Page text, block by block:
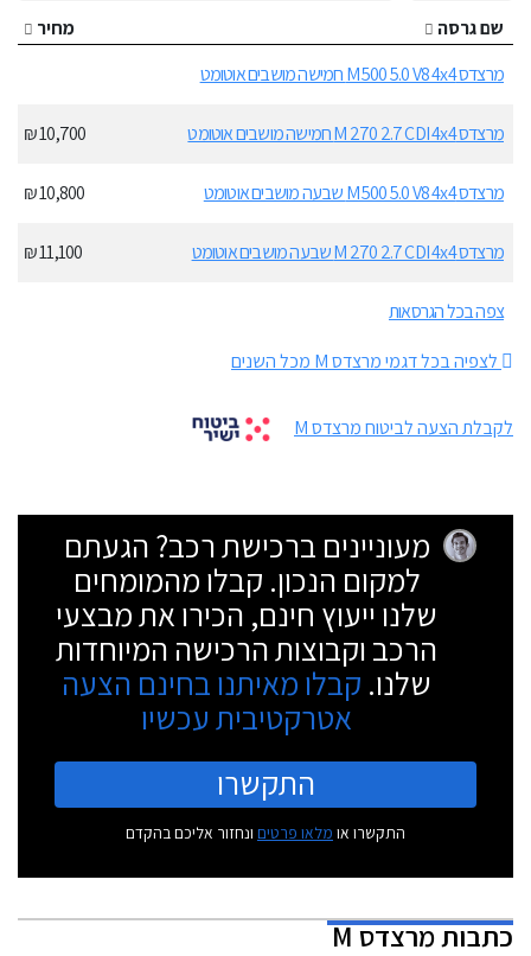
שם גרסה
מחיר
מרצדס M 500 5.0 V8 4x4 חמישה מושבים אוטומט
מרצדס M 270 2.7 CDI 4x4 חמישה מושבים אוטומט 10,700 ₪
מרצדס M 500 5.0 V8 4x4 שבעה מושבים אוטומט 10,800 ₪
מרצדס M 270 2.7 CDI 4x4 שבעה מושבים אוטומט 11,100 ₪
צפה בכל הגרסאות
לצפיה בכל דגמי מרצדס M מכל השנים
לקבלת הצעה לביטוח מרצדס M
מעוניינים ברכישת רכב? הגעתם
למקום הנכון. קבלו מהמומחים
שלנו ייעוץ חינם, הכירו את מבצעי
הרכב וקבוצות הרכישה המיוחדות
שלנו. קבלו מאיתנו בחינם הצעה
אטרקטיבית עכשיו
התקשרו
התקשרו או מלאו פרטים ונחזור אליכם בהקדם
כתבותמרצדס M